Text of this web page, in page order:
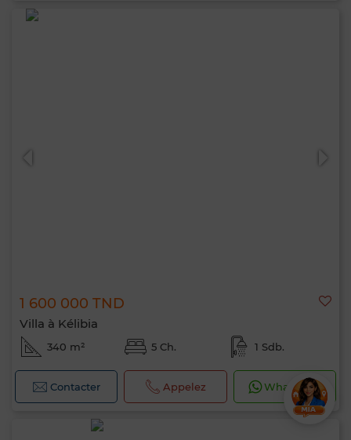
1 600 000 TND
Villa à Kélibia
340 m² 5 Ch. 1 Sdb.
Contacter Appelez WhatsApp